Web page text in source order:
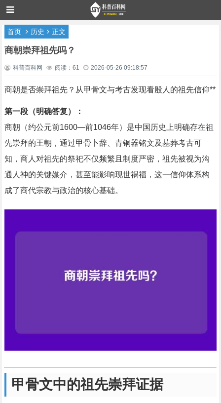
首页 历史 正文
商朝崇拜祖先吗？
科普百科网 阅读：61 2026-05-26 09:18:57
商朝是否崇拜祖先？从甲骨文与考古发现看殷人的祖先信仰**
第一段（明确答复）：
商朝（约公元前1600—前1046年）是中国历史上明确存在祖
先崇拜的王朝，通过甲骨卜辞、青铜器铭文及墓葬考古可
知，商人对祖先的祭祀不仅频繁且制度严密，祖先被视为沟
通人神的关键媒介，甚至能影响现世祸福，这一信仰体系构
成了商代宗教与政治的核心基础。
甲骨文中的祖先崇拜证据